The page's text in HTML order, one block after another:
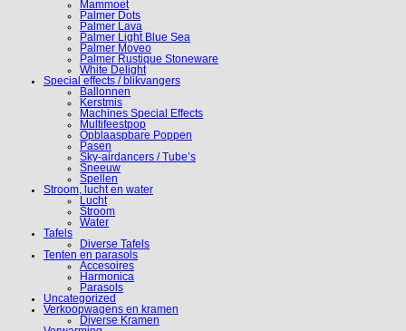
Mammoet
Palmer Dots
Palmer Lava
Palmer Light Blue Sea
Palmer Moveo
Palmer Rustique Stoneware
White Delight
Special effects / blikvangers
Ballonnen
Kerstmis
Machines Special Effects
Multifeestpop
Opblaaspbare Poppen
Pasen
Sky-airdancers / Tube’s
Sneeuw
Spellen
Stroom, lucht en water
Lucht
Stroom
Water
Tafels
Diverse Tafels
Tenten en parasols
Accesoires
Harmonica
Parasols
Uncategorized
Verkoopwagens en kramen
Diverse Kramen